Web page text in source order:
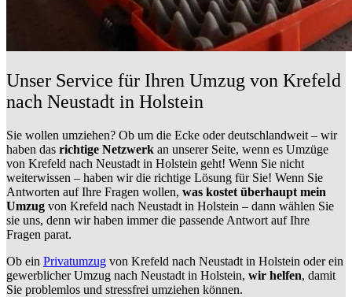
Unser Service für Ihren Umzug von Krefeld
nach Neustadt in Holstein
Sie wollen umziehen? Ob um die Ecke oder deutschlandweit – wir
haben das richtige Netzwerk an unserer Seite, wenn es Umzüge
von Krefeld nach Neustadt in Holstein geht! Wenn Sie nicht
weiterwissen – haben wir die richtige Lösung für Sie! Wenn Sie
Antworten auf Ihre Fragen wollen, was kostet überhaupt mein
Umzug von Krefeld nach Neustadt in Holstein – dann wählen Sie
sie uns, denn wir haben immer die passende Antwort auf Ihre
Fragen parat.
Ob ein Privatumzug von Krefeld nach Neustadt in Holstein oder ein
gewerblicher Umzug nach Neustadt in Holstein, wir helfen, damit
Sie problemlos und stressfrei umziehen können.